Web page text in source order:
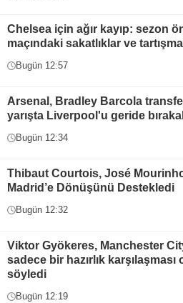
Chelsea için ağır kayıp: sezon
maçındaki sakatlıklar ve
Bugün 12:57
Arsenal, Bradley Barcola
yarışta Liverpool'u geride
Bugün 12:34
Thibaut Courtois, José
Madrid’e Dönüşünü Destekledi
Bugün 12:32
Viktor Gyökeres, Manchester
sadece bir hazırlık karşılaşması
söyledi
Bugün 12:19